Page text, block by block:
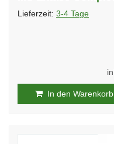
Lieferzeit: 3-4 Tage
In den Warenkorb